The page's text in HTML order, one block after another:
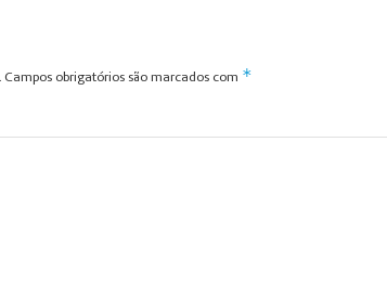
Campos obrigatórios são marcados com *